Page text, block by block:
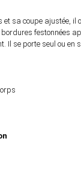
et sa coupe ajustée,
festonnées
Il se porte seul ou en